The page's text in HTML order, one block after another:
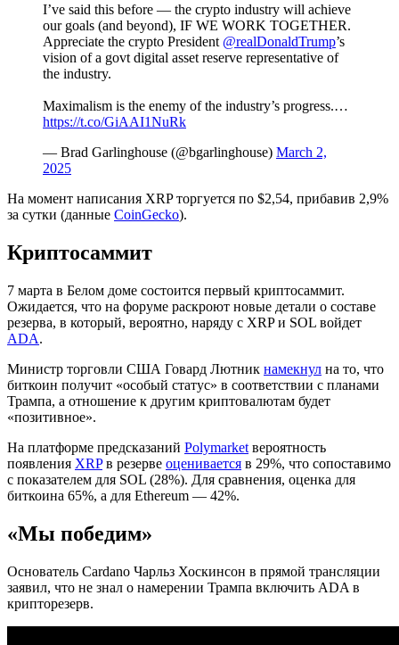
I’ve said this before — the crypto industry will achieve
our goals (and beyond), IF WE WORK TOGETHER.
Appreciate the crypto President @realDonaldTrump’s
vision of a govt digital asset reserve representative of
the industry.
Maximalism is the enemy of the industry’s progress.…
https://t.co/GiAAI1NuRk
— Brad Garlinghouse (@bgarlinghouse) March 2,
2025
На момент написания XRP торгуется по $2,54, прибавив 2,9%
за сутки (данные CoinGecko).
Криптосаммит
7 марта в Белом доме состоится первый криптосаммит.
Ожидается, что на форуме раскроют новые детали о составе
резерва, в который, вероятно, наряду с XRP и SOL войдет
ADA.
Министр торговли США Говард Лютник намекнул на то, что
биткоин получит «особый статус» в соответствии с планами
Трампа, а отношение к другим криптовалютам будет
«позитивное».
На платформе предсказаний Polymarket вероятность
появления XRPв резерве оценивается в 29%, что сопоставимо
с показателем для SOL (28%). Для сравнения, оценка для
биткоина 65%, а для Ethereum — 42%.
«Мы победим»
Основатель Cardano Чарльз Хоскинсон в прямой трансляции
заявил, что не знал о намерении Трампа включить ADA в
крипторезерв.